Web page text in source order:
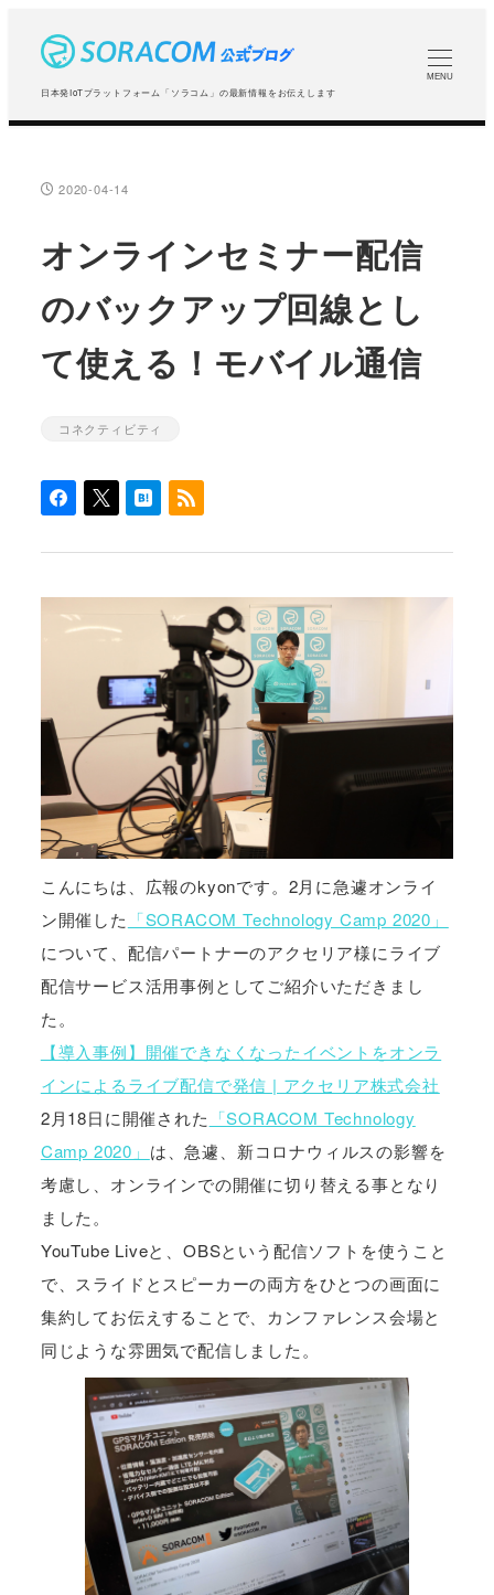
コ
日本発IoTプラットフォーム「ソラコム」の最新情報をお伝えします
MENU
投稿日
2020-04-14
オンラインセミナー配信
のバックアップ回線とし
て使える！モバイル通信
カテゴリー
コネクティビティ
こんにちは、広報のkyonです。2月に急遽オンライ
ン開催した 「SORACOM Technology Camp 2020」
について、配信パートナーのアクセリア様にライブ
配信サービス活用事例としてご紹介いただきまし
た。
【導入事例】開催できなくなったイベントをオンラ
インによるライブ配信で発信 | アクセリア株式会社
2月18日に開催された 「SORACOM Technology
Camp 2020」 は、急遽、新コロナウィルスの影響を
考慮し、オンラインでの開催に切り替える事となり
ました。
YouTube Liveと、OBSという配信ソフトを使うこと
で、スライドとスピーカーの両方をひとつの画面に
集約してお伝えすることで、カンファレンス会場と
同じような雰囲気で配信しました。